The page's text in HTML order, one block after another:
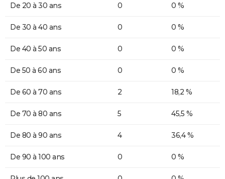
De 20 à 30 ans 0 0 %
De 30 à 40 ans 0 0 %
De 40 à 50 ans 0 0 %
De 50 à 60 ans 0 0 %
De 60 à 70 ans 2 18,2 %
De 70 à 80 ans 5 45,5 %
De 80 à 90 ans 4 36,4 %
De 90 à 100 ans 0 0 %